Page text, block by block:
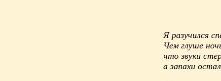
Я разучился
Чем глуше
что звуки
а запахи